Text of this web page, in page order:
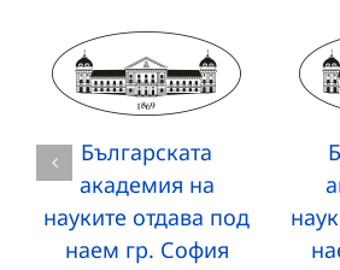
Българската
академия на
науките отдава под
наем гр. София